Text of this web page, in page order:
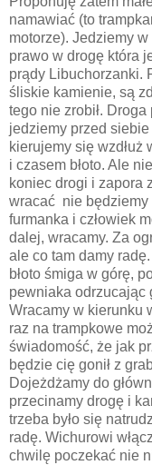
namawiać (to
motorze). Jedziemy
prawo w drogę która
prądy Libuchorzanki.
śliskie kamienie, są
tego nie zrobił.
jedziemy przed
kierujemy się wzdłuż
i czasem błoto. Ale
koniec drogi i zapora
wracać nie będziemy
furmanka i człowiek
dalej, wracamy. Za
ale co tam damy
błoto śmiga w górę,
pewniaka odrzucając
Wracamy w kierunku
raz na trampkowe
świadomość, że jak
będzie cię gonił z
Dojeżdżamy do
przecinamy drogę i
trzeba było się
radę. Wichurowi
chwilę poczekać nie